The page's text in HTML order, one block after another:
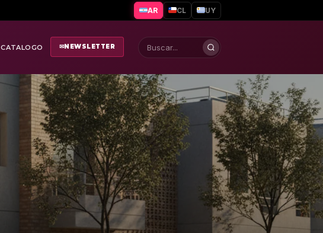
AR CL UY
CATALOGO ✉NEWSLETTER